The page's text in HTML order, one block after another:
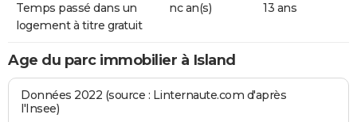
Temps passé dans un
logement à titre gratuit
nc an(s) 13 ans
Age du parc immobilier à Island
Données 2022 (source : Linternaute.com d'après
l'Insee)